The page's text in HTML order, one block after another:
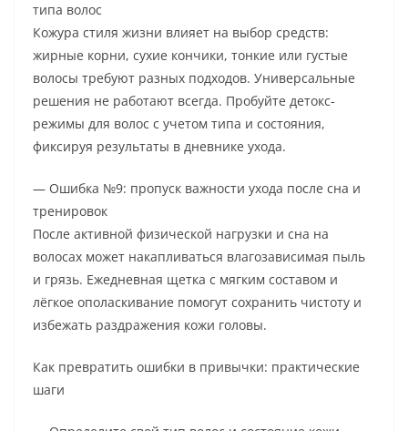
типа волос
Кожура стиля жизни влияет на выбор средств:
жирные корни, сухие кончики, тонкие или густые
волосы требуют разных подходов. Универсальные
решения не работают всегда. Пробуйте детокс-
режимы для волос с учетом типа и состояния,
фиксируя результаты в дневнике ухода.
— Ошибка №9: пропуск важности ухода после сна и
тренировок
После активной физической нагрузки и сна на
волосах может накапливаться влагозависимая пыль
и грязь. Ежедневная щетка с мягким составом и
лёгкое ополаскивание помогут сохранить чистоту и
избежать раздражения кожи головы.
Как превратить ошибки в привычки: практические
шаги